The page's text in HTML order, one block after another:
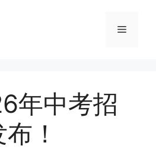
菜
年中考招
！